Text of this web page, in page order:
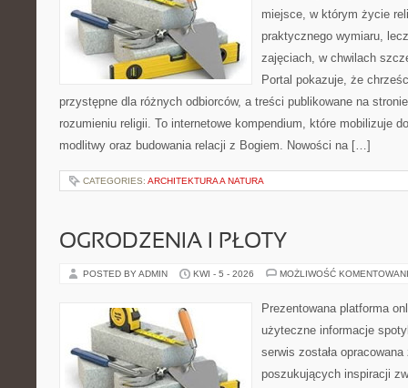
miejsce, w którym życie
praktycznego wymiaru,
zajęciach, w chwilach
Portal pokazuje, że
przystępne dla różnych odbiorców, a treści publikowane na
rozumieniu religii. To internetowe kompendium, które mobilizuje
modlitwy oraz budowania relacji z Bogiem. Nowości na […]
CATEGORIES: ARCHITEKTURA A NATURA
OGRODZENIA I PŁOTY
POSTED BY ADMIN KWI - 5 - 2026 MOŻLIWOŚĆ
Prezentowana platforma
użyteczne informacje
serwis została
poszukujących inspiracji